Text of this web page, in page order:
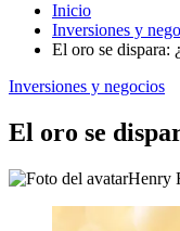
Inicio
Inversiones y
El oro se dispara:
Inversiones y negocios
El oro se
Henry